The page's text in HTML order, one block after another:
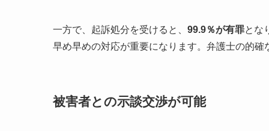
一方で、起訴処分を受けると、 99.9％が有罪とな
早め早めの対応が重要になります。弁護士の的
被害者との示談交渉が可能